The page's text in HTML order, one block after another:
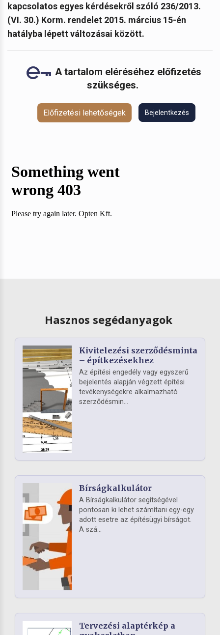
kapcsolatos egyes kérdésekről szóló 236/2013.
(VI. 30.) Korm. rendelet 2015. március 15-én
hatályba lépett változásai között.
A tartalom eléréséhez előfizetés
szükséges.
Előfizetési lehetőségek Bejelentkezés
Hasznos segédanyagok
Kivitelezési szerződésminta
– építkezésekhez
Az építési engedély vagy egyszerű
bejelentés alapján végzett építési
tevékenységekre alkalmazható
szerződésmin...
Bírságkalkulátor
A Bírságkalkulátor segítségével
pontosan ki lehet számítani egy-egy
adott esetre az építésügyi bírságot.
A szá...
Tervezési alaptérkép a